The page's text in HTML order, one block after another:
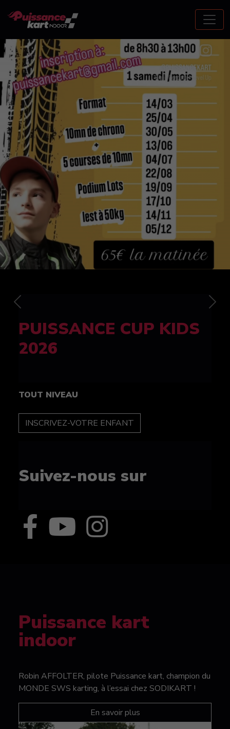
FELINE CUP 100%
féminine
TOUT NIVEAU
INSCRIPTION
Suivez-nous sur
Previous Next
Puissance kart
indoor
Robin AFFOLTER, pilote Puissance kart, champion du
MONDE SWS karting, à l’essai chez SODIKART !
En savoir plus